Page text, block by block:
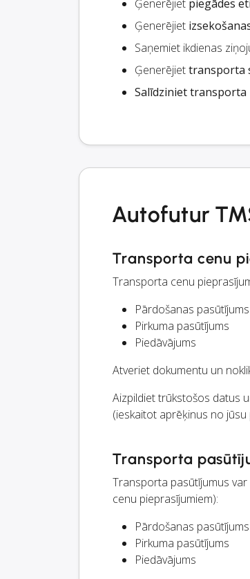
Ģenerējiet piegādes
Ģenerējiet
Saņemiet ikdienas
Ģenerējiettransporta
Salīdziniet transporta
Autofutur
Transporta cenu
Transporta cenu
Pārdošanas pasūtījums
Pirkuma pasūtījums
Piedāvājums
Atveriet dokumentu un
Aizpildiet trūkstošos datus
(ieskaitot aprēķinus no
Transporta
Transporta pasūtījumus
cenu pieprasījumiem):
Pārdošanas pasūtījums
Pirkuma pasūtījums
Piedāvājums